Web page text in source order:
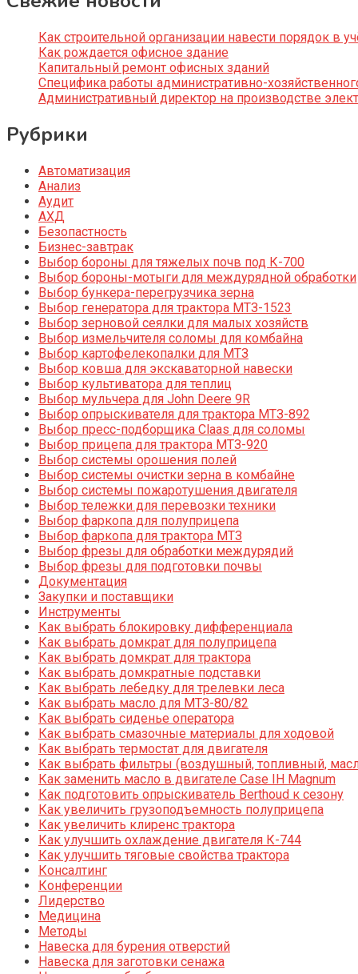
Как строительной организации навести порядок в
Как рождается офисное здание
Капитальный ремонт офисных зданий
Специфика работы административно-
Административный директор на производстве
Рубрики
Автоматизация
Анализ
Аудит
АХД
Безопастность
Бизнес-завтрак
Выбор бороны для тяжелых почв под К-700
Выбор бороны-мотыги для междурядной обработки
Выбор бункера-перегрузчика зерна
Выбор генератора для трактора МТЗ-1523
Выбор зерновой сеялки для малых хозяйств
Выбор измельчителя соломы для комбайна
Выбор картофелекопалки для МТЗ
Выбор ковша для экскаваторной навески
Выбор культиватора для теплиц
Выбор мульчера для John Deere 9R
Выбор опрыскивателя для трактора МТЗ-892
Выбор пресс-подборщика Claas для соломы
Выбор прицепа для трактора МТЗ-920
Выбор системы орошения полей
Выбор системы очистки зерна в комбайне
Выбор системы пожаротушения двигателя
Выбор тележки для перевозки техники
Выбор фаркопа для полуприцепа
Выбор фаркопа для трактора МТЗ
Выбор фрезы для обработки междурядий
Выбор фрезы для подготовки почвы
Документация
Закупки и поставщики
Инструменты
Как выбрать блокировку дифференциала
Как выбрать домкрат для полуприцепа
Как выбрать домкрат для трактора
Как выбрать домкратные подставки
Как выбрать лебедку для трелевки леса
Как выбрать масло для МТЗ-80/82
Как выбрать сиденье оператора
Как выбрать смазочные материалы для ходовой
Как выбрать термостат для двигателя
Как выбрать фильтры (воздушный, топливный,
Как заменить масло в двигателе Case IH Magnum
Как подготовить опрыскиватель Berthoud к сезону
Как увеличить грузоподъемность полуприцепа
Как увеличить клиренс трактора
Как улучшить охлаждение двигателя К-744
Как улучшить тяговые свойства трактора
Консалтинг
Конференции
Лидерство
Медицина
Методы
Навеска для бурения отверстий
Навеска для заготовки сенажа